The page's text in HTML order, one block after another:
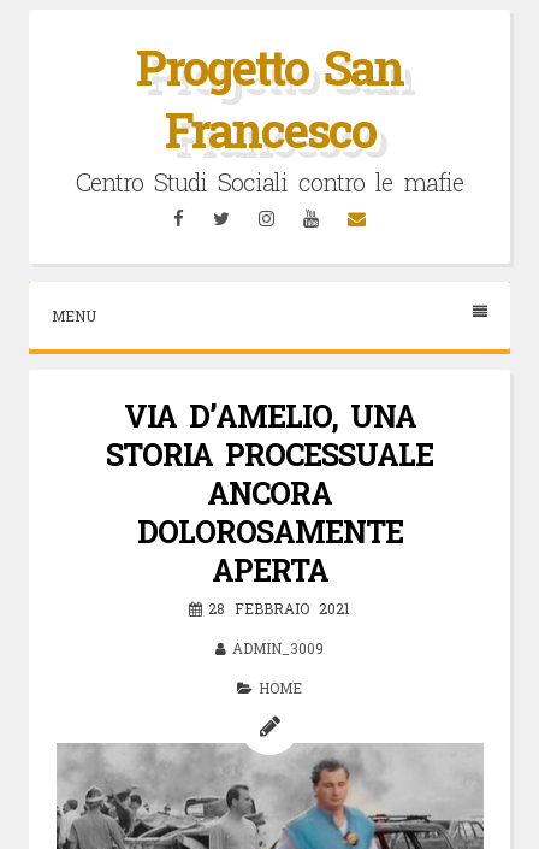
Progetto San
Francesco
Centro Studi Sociali contro le mafie
FacebookTwitterInstagramYouTubeEmail
MENU
VIA D’AMELIO, UNA
STORIA PROCESSUALE
ANCORA
DOLOROSAMENTE
APERTA
28 FEBBRAIO 2021
ADMIN_3009
HOME